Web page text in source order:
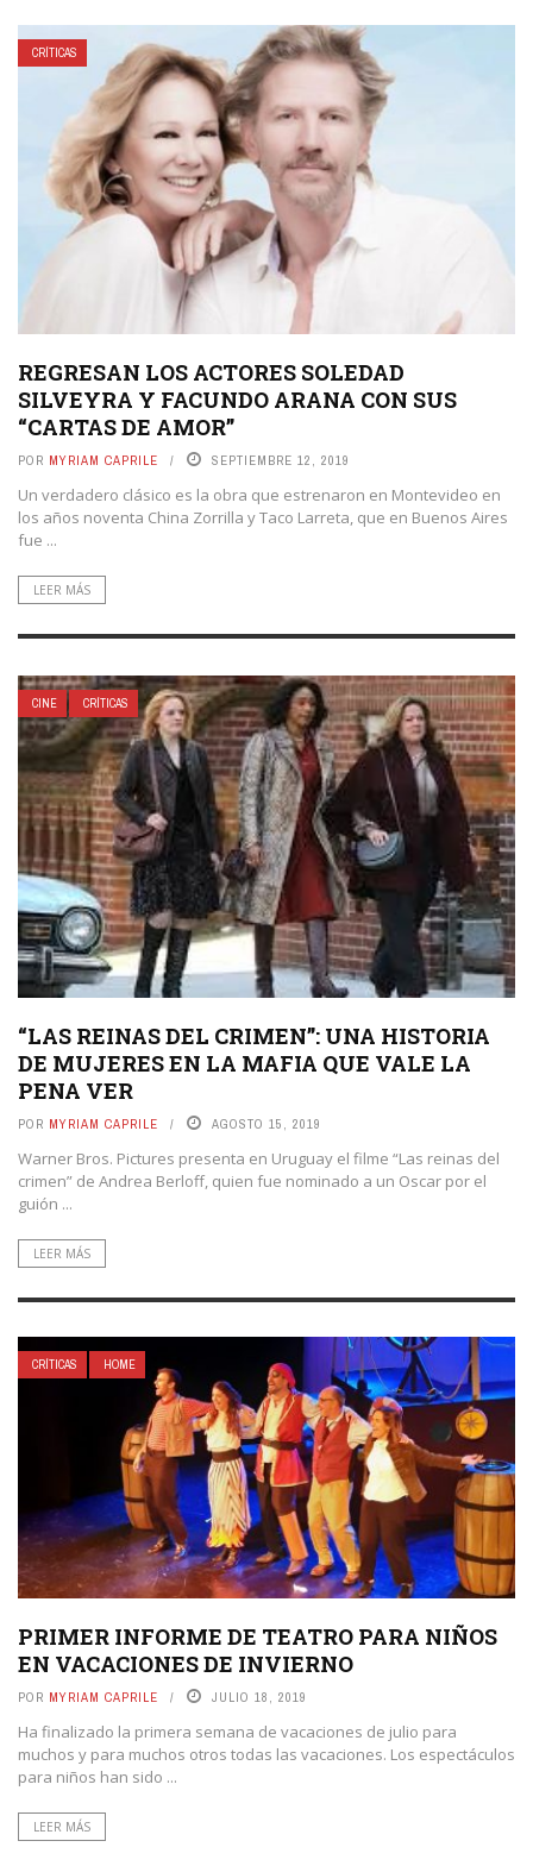
CRÍTICAS
REGRESAN LOS ACTORES SOLEDAD
SILVEYRA Y FACUNDO ARANA CON SUS
“CARTAS DE AMOR”
POR MYRIAM CAPRILE SEPTIEMBRE 12, 2019
Un verdadero clásico es la obra que estrenaron en Montevideo en
los años noventa China Zorrilla y Taco Larreta, que en Buenos Aires
fue ...
LEER MÁS
CINE CRÍTICAS
“LAS REINAS DEL CRIMEN”: UNA HISTORIA
DE MUJERES EN LA MAFIA QUE VALE LA
PENA VER
POR MYRIAM CAPRILE AGOSTO 15, 2019
Warner Bros. Pictures presenta en Uruguay el filme “Las reinas del
crimen” de Andrea Berloff, quien fue nominado a un Oscar por el
guión ...
LEER MÁS
CRÍTICAS HOME
PRIMER INFORME DE TEATRO PARA NIÑOS
EN VACACIONES DE INVIERNO
POR MYRIAM CAPRILE JULIO 18, 2019
Ha finalizado la primera semana de vacaciones de julio para
muchos y para muchos otros todas las vacaciones. Los espectáculos
para niños han sido ...
LEER MÁS